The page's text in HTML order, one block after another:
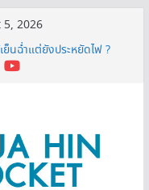
2026
ย็นฉ่ำแต่ยังประหยัดไฟ ?
ำไมต้องมีติดบ้าน ?